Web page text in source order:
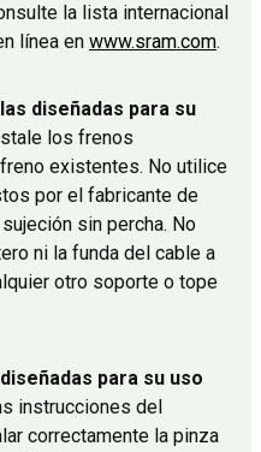
la lista internacional
línea en www.sram.com.
diseñadas para su
los frenos
existentes. No utilice
por el fabricante de
sin percha. No
ni la funda del cable a
otro soporte o tope
para su uso
instrucciones del
correctamente la pinza